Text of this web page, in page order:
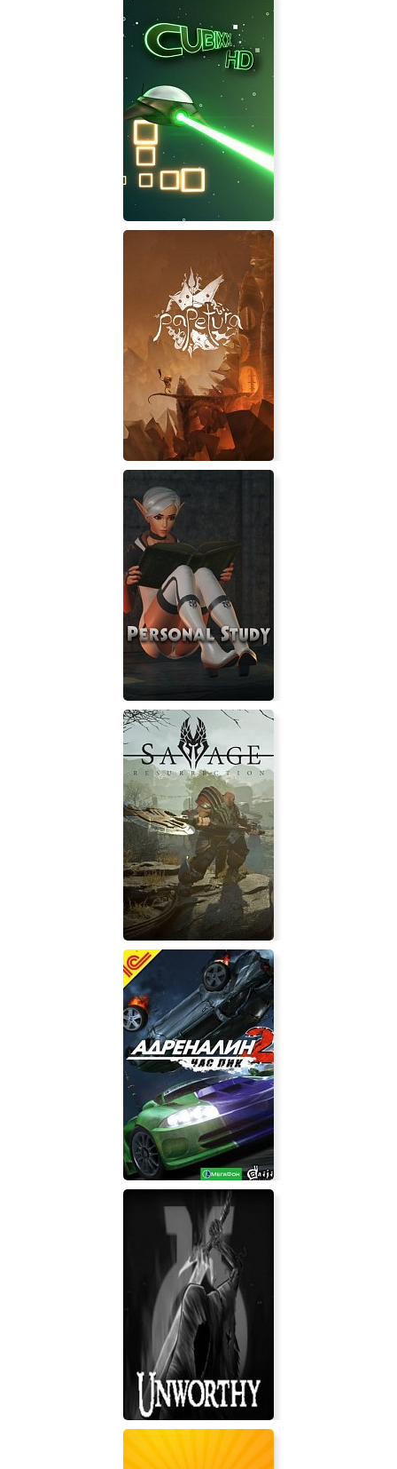
D1 Professional Drift Grand Prix
Series
Cubixx HD
Papetura
Personal Study
Savage Resurrection
Адреналин 2: Час Пик